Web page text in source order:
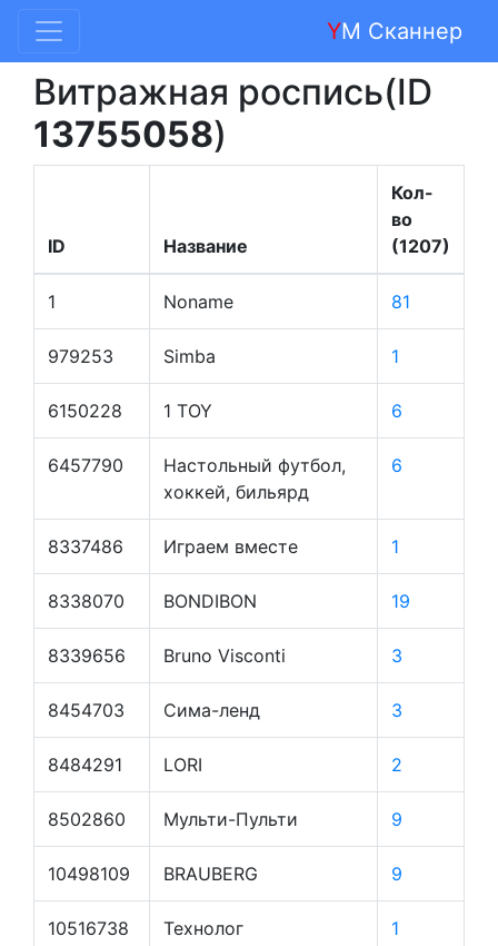
YM Сканнер
Витражная роспись(ID
13755058)
ID Название
Кол-
во
(1207)
1 Noname 81
979253 Simba 1
6150228 1 TOY 6
6457790
Настольный футбол,
хоккей, бильярд
6
8337486 Играем вместе 1
8338070 BONDIBON 19
8339656 Bruno Visconti 3
8454703 Сима-ленд 3
8484291 LORI 2
8502860 Мульти-Пульти 9
10498109 BRAUBERG 9
10516738 Технолог 1